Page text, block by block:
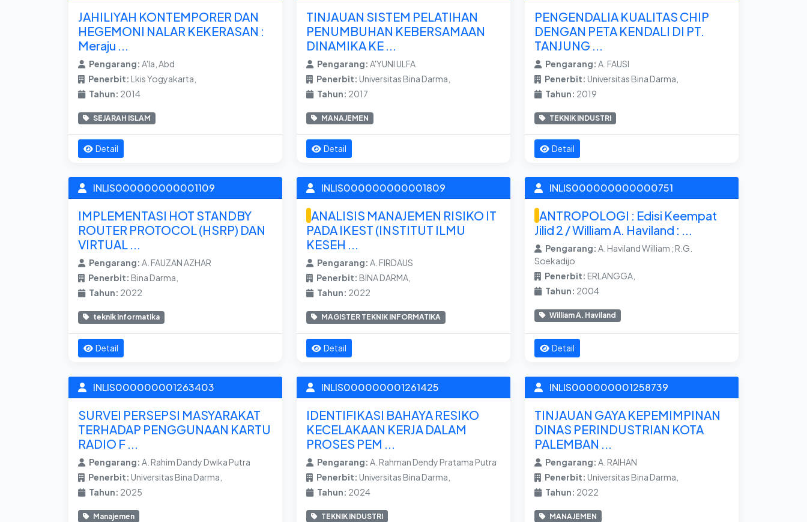
JAHILIYAH KONTEMPORER DAN
HEGEMONI NALAR KEKERASAN :
Meraju ...
Pengarang: A'la, Abd
Penerbit: Lkis Yogyakarta,
Tahun: 2014
SEJARAH ISLAM
Detail
TINJAUAN SISTEM PELATIHAN
PENUMBUHAN KEBERSAMAAN
DINAMIKA KE ...
Pengarang: A'YUNI ULFA
Penerbit: Universitas Bina Darma,
Tahun: 2017
MANAJEMEN
Detail
PENGENDALIA KUALITAS CHIP
DENGAN PETA KENDALI DI PT.
TANJUNG ...
Pengarang: A. FAUSI
Penerbit: Universitas Bina Darma,
Tahun: 2019
TEKNIK INDUSTRI
Detail
INLIS000000000001109
IMPLEMENTASI HOT STANDBY
ROUTER PROTOCOL (HSRP) DAN
VIRTUAL ...
Pengarang: A. FAUZAN AZHAR
Penerbit: Bina Darma,
Tahun: 2022
teknik informatika
Detail
INLIS000000000001809
ANALISIS MANAJEMEN RISIKO IT
PADA IKEST (INSTITUT ILMU
KESEH ...
Pengarang: A. FIRDAUS
Penerbit: BINA DARMA,
Tahun: 2022
MAGISTER TEKNIK INFORMATIKA
Detail
INLIS000000000000751
ANTROPOLOGI : Edisi Keempat
Jilid 2 / William A. Haviland : ...
Pengarang: A. Haviland William ; R.G.
Soekadijo
Penerbit: ERLANGGA,
Tahun: 2004
William A. Haviland
Detail
INLIS000000001263403
SURVEI PERSEPSI MASYARAKAT
TERHADAP PENGGUNAAN KARTU
RADIO F ...
Pengarang: A. Rahim Dandy Dwika Putra
Penerbit: Universitas Bina Darma,
Tahun: 2025
Manajemen
INLIS000000001261425
IDENTIFIKASI BAHAYA RESIKO
KECELAKAAN KERJA DALAM
PROSES PEM ...
Pengarang: A. Rahman Dendy Pratama Putra
Penerbit: Universitas Bina Darma,
Tahun: 2024
TEKNIK INDUSTRI
INLIS000000001258739
TINJAUAN GAYA KEPEMIMPINAN
DINAS PERINDUSTRIAN KOTA
PALEMBAN ...
Pengarang: A. RAIHAN
Penerbit: Universitas Bina Darma,
Tahun: 2022
MANAJEMEN